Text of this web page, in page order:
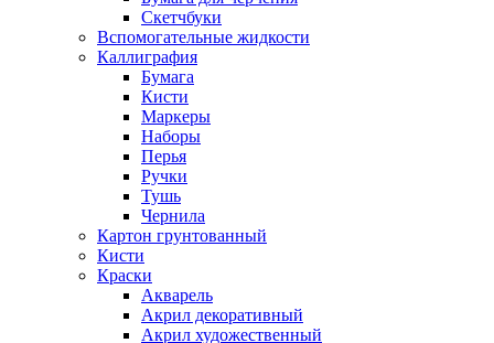
Скетчбуки
Вспомогательные жидкости
Каллиграфия
Бумага
Кисти
Маркеры
Наборы
Перья
Ручки
Тушь
Чернила
Картон грунтованный
Кисти
Краски
Акварель
Акрил декоративный
Акрил художественный